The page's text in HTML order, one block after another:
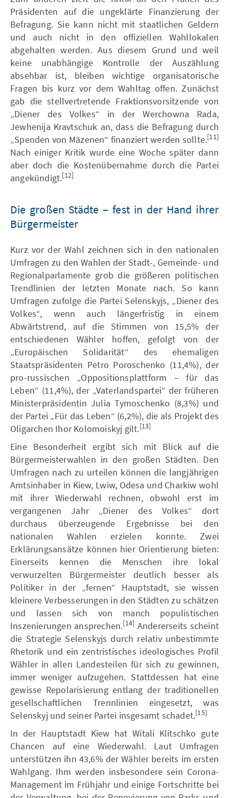
Präsidenten auf die ungeklärte Finanzierung der
Befragung. Sie kann nicht mit staatlichen Geldern
und auch nicht in den offiziellen Wahllokalen
abgehalten werden. Aus diesem Grund und weil
keine unabhängige Kontrolle der Auszählung
absehbar ist, bleiben wichtige organisatorische
Fragen bis kurz vor dem Wahltag offen. Zunächst
gab die stellvertretende Fraktionsvorsitzende von
„Diener des Volkes“ in der Werchowna Rada,
Jewhenija Kravtschuk an, dass die Befragung durch
„Spenden von Mäzenen“ finanziert werden sollte.[11]
Nach einiger Kritik wurde eine Woche später dann
aber doch die Kostenübernahme durch die Partei
angekündigt.[12]
Die großen Städte – fest in der Hand ihrer
Bürgermeister
Kurz vor der Wahl zeichnen sich in den nationalen
Umfragen zu den Wahlen der Stadt-, Gemeinde- und
Regionalparlamente grob die größeren politischen
Trendlinien der letzten Monate nach. So kann
Umfragen zufolge die Partei Selenskyjs, „Diener des
Volkes“, wenn auch längerfristig in einem
Abwärtstrend, auf die Stimmen von 15,5% der
entschiedenen Wähler hoffen, gefolgt von der
„Europäischen Solidarität“ des ehemaligen
Staatspräsidenten Petro Poroschenko (11,4%), der
pro-russischen „Oppositionsplattform – für das
Leben“ (11,4%), der „Vaterlandspartei“ der früheren
Ministerpräsidentin Julia Tymoschenko (8,3%) und
der Partei „Für das Leben“ (6,2%), die als Projekt des
Oligarchen Ihor Kolomoiskyj gilt.[13]
Eine Besonderheit ergibt sich mit Blick auf die
Bürgermeisterwahlen in den großen Städten. Den
Umfragen nach zu urteilen können die langjährigen
Amtsinhaber in Kiew, Lwiw, Odesa und Charkiw wohl
mit ihrer Wiederwahl rechnen, obwohl erst im
vergangenen Jahr „Diener des Volkes“ dort
durchaus überzeugende Ergebnisse bei den
nationalen Wahlen erzielen konnte. Zwei
Erklärungsansätze können hier Orientierung bieten:
Einerseits kennen die Menschen ihre lokal
verwurzelten Bürgermeister deutlich besser als
Politiker in der „fernen“ Hauptstadt, sie wissen
kleinere Verbesserungen in den Städten zu schätzen
und lassen sich von manch populistischen
Inszenierungen ansprechen.[14] Andererseits scheint
die Strategie Selenskyjs durch relativ unbestimmte
Rhetorik und ein zentristisches ideologisches Profil
Wähler in allen Landesteilen für sich zu gewinnen,
immer weniger aufzugehen. Stattdessen hat eine
gewisse Repolarisierung entlang der traditionellen
gesellschaftlichen Trennlinien eingesetzt, was
Selenskyj und seiner Partei insgesamt schadet.[15]
In der Hauptstadt Kiew hat Witali Klitschko gute
Chancen auf eine Wiederwahl. Laut Umfragen
unterstützen ihn 43,6% der Wähler bereits im ersten
Wahlgang. Ihm werden insbesondere sein Corona-
Management im Frühjahr und einige Fortschritte bei